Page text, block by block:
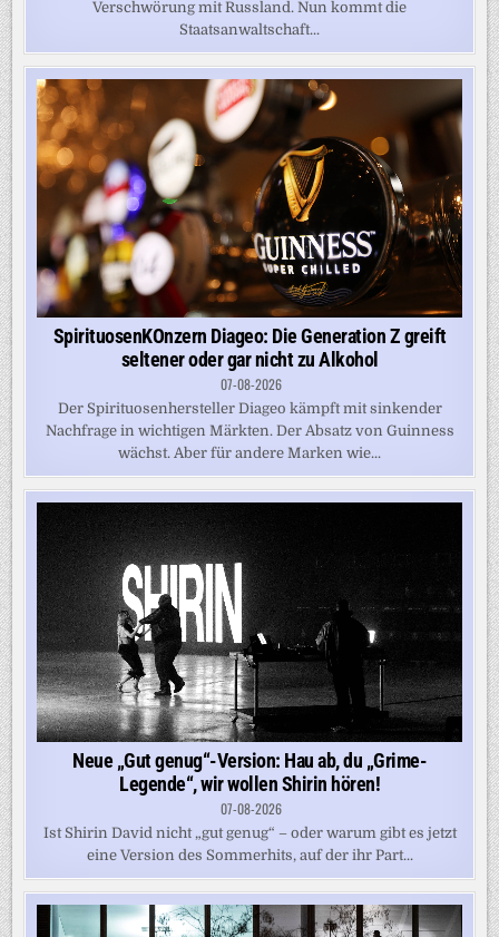
Verschwörung mit Russland. Nun kommt die
Staatsanwaltschaft...
SpirituosenKOnzern Diageo: Die Generation Z greift
seltener oder gar nicht zu Alkohol
07-08-2026
Der Spirituosenhersteller Diageo kämpft mit sinkender
Nachfrage in wichtigen Märkten. Der Absatz von Guinness
wächst. Aber für andere Marken wie...
Neue „Gut genug“-Version: Hau ab, du „Grime-
Legende“, wir wollen Shirin hören!
07-08-2026
Ist Shirin David nicht „gut genug“ – oder warum gibt es jetzt
eine Version des Sommerhits, auf der ihr Part...